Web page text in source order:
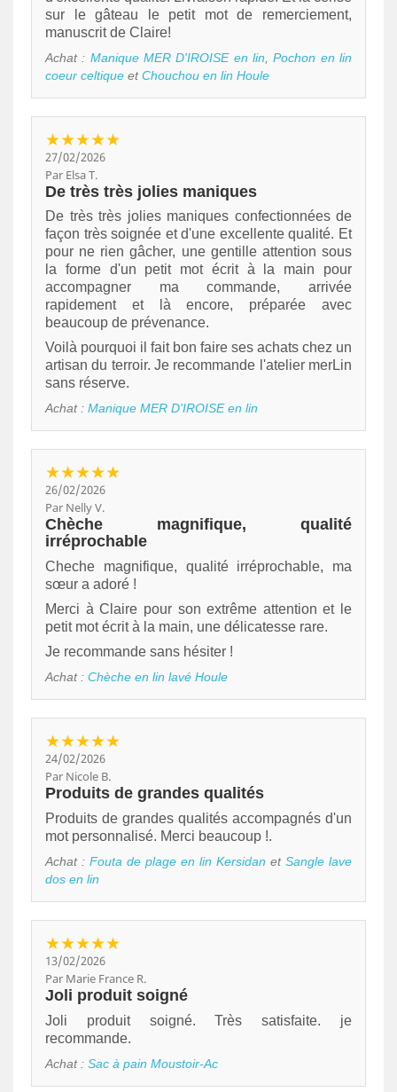
sur le gâteau le petit mot de remerciement,
manuscrit de Claire!
Achat : Manique MER D'IROISE en lin ,Pochon en lin
coeur celtique etChouchou en lin Houle
★★★★★
27/02/2026
Par Elsa T.
De très très jolies maniques
De très très jolies maniques confectionnées de
façon très soignée et d'une excellente qualité. Et
pour ne rien gâcher, une gentille attention sous
la forme d'un petit mot écrit à la main pour
accompagner ma commande, arrivée
rapidement et là encore, préparée avec
beaucoup de prévenance.
Voilà pourquoi il fait bon faire ses achats chez un
artisan du terroir. Je recommande l'atelier merLin
sans réserve.
Achat : Manique MER D'IROISE en lin
★★★★★
26/02/2026
Par Nelly V.
Chèche magnifique, qualité
irréprochable
Cheche magnifique, qualité irréprochable, ma
sœur a adoré !
Merci à Claire pour son extrême attention et le
petit mot écrit à la main, une délicatesse rare.
Je recommande sans hésiter !
Achat : Chèche en lin lavé Houle
★★★★★
24/02/2026
Par Nicole B.
Produits de grandes qualités
Produits de grandes qualités accompagnés d'un
mot personnalisé. Merci beaucoup !.
Achat : Fouta de plage en lin Kersidan et Sangle lave
dos en lin
★★★★★
13/02/2026
Par Marie France R.
Joli produit soigné
Joli produit soigné. Très satisfaite. je
recommande.
Achat : Sac à pain Moustoir-Ac